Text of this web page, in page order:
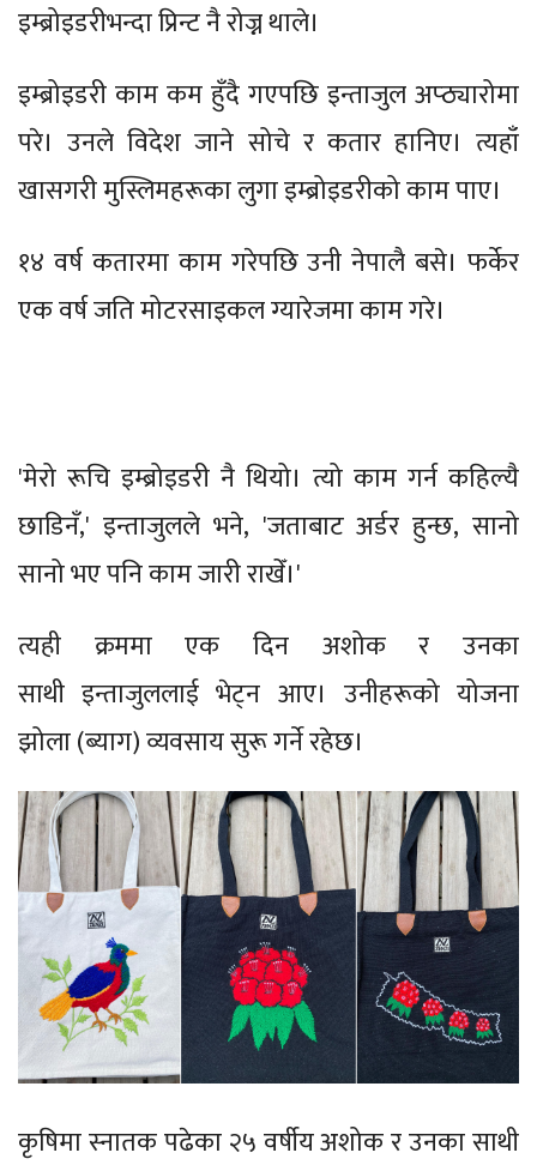
इम्ब्रोइडरीभन्दा प्रिन्ट नै रोज्न थाले।
इम्ब्रोइडरी काम कम हुँदै गएपछि इन्ताजुल अप्ठ्यारोमा
परे। उनले विदेश जाने सोचे र कतार हानिए। त्यहाँ
खासगरी मुस्लिमहरूका लुगा इम्ब्रोइडरीको काम पाए।
१४ वर्ष कतारमा काम गरेपछि उनी नेपालै बसे। फर्केर
एक वर्ष जति मोटरसाइकल ग्यारेजमा काम गरे।
'मेरो रूचि इम्ब्रोइडरी नै थियो। त्यो काम गर्न कहिल्यै
छाडिनँ,' इन्ताजुलले भने, 'जताबाट अर्डर हुन्छ, सानो
सानो भए पनि काम जारी राखेँ।'
त्यही क्रममा एक दिन अशोक र उनका
साथी इन्ताजुललाई भेट्न आए। उनीहरूको योजना
झोला (ब्याग) व्यवसाय सुरू गर्ने रहेछ।
कृषिमा स्नातक पढेका २५ वर्षीय अशोक र उनका साथी